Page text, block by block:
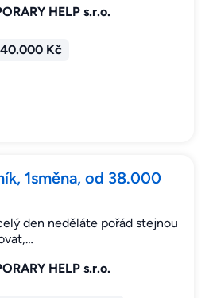
HELP s.r.o.
40.000 Kč
1směna, od 38.000
den neděláte pořád stejnou
HELP s.r.o.